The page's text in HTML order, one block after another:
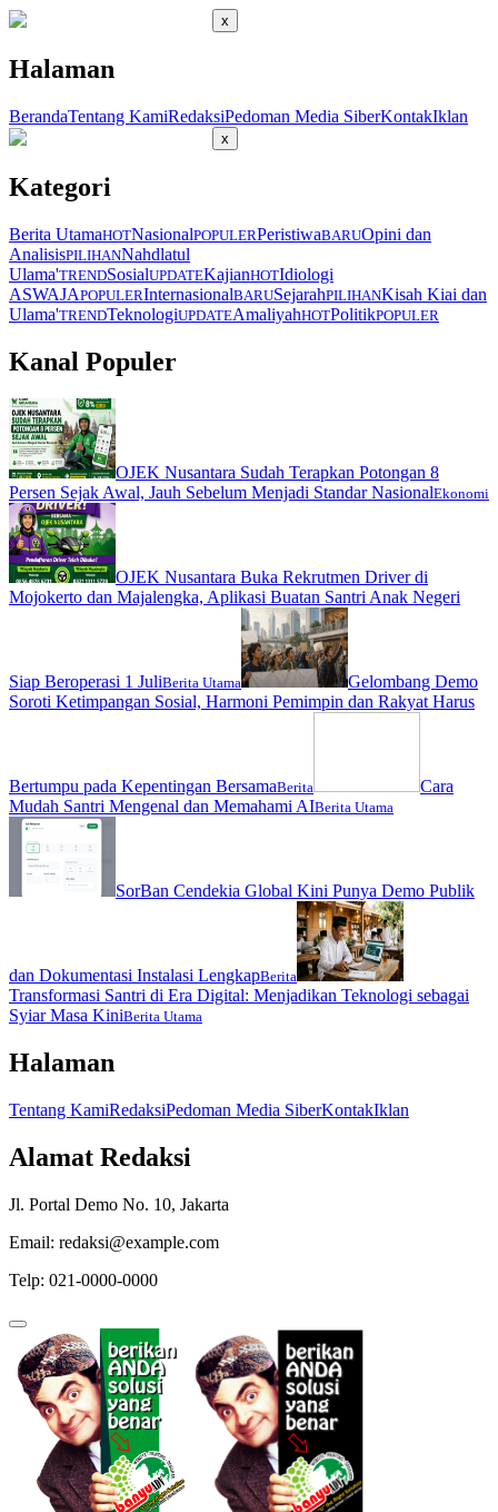
x
Halaman
BerandaTentang KamiRedaksiPedoman Media SiberKontakIklan
x
Kategori
Berita UtamaHOTNasionalPOPULERPeristiwaBARUOpini dan
AnalisisPILIHANNahdlatul
Ulama'TRENDSosialUPDATEKajianHOTIdiologi
ASWAJAPOPULERInternasionalBARUSejarahPILIHANKisah Kiai dan
Ulama'TRENDTeknologiUPDATEAmaliyahHOTPolitikPOPULER
Kanal Populer
OJEK Nusantara Sudah Terapkan Potongan 8
Persen Sejak Awal, Jauh Sebelum Menjadi Standar NasionalEkonomi
OJEK Nusantara Buka Rekrutmen Driver di
Mojokerto dan Majalengka, Aplikasi Buatan Santri Anak Negeri
Siap Beroperasi 1 JuliBerita Utama
Gelombang Demo
Soroti Ketimpangan Sosial, Harmoni Pemimpin dan Rakyat Harus
Bertumpu pada Kepentingan BersamaBerita
Cara
Mudah Santri Mengenal dan Memahami AIBerita Utama
SorBan Cendekia Global Kini Punya Demo Publik
dan Dokumentasi Instalasi LengkapBerita
Transformasi Santri di Era Digital: Menjadikan Teknologi sebagai
Syiar Masa KiniBerita Utama
Halaman
Tentang KamiRedaksiPedoman Media SiberKontakIklan
Alamat Redaksi
Jl. Portal Demo No. 10, Jakarta
Email: redaksi@example.com
Telp: 021-0000-0000